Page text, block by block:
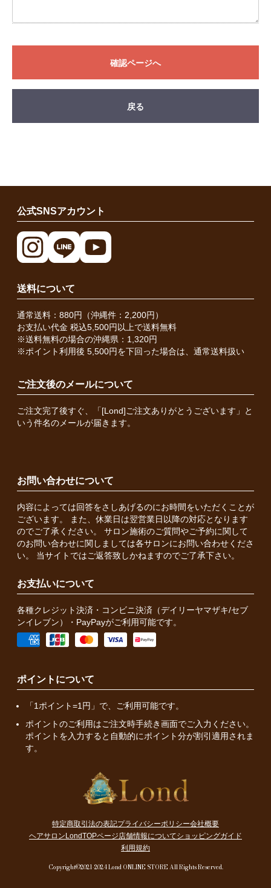
確認ページへ
戻る
公式SNSアカウント
送料について
通常送料：880円（沖縄件：2,200円）
お支払い代金 税込5,500円以上で送料無料
※送料無料の場合の沖縄県：1,320円
※ポイント利用後 5,500円を下回った場合は、通常送料扱い
ご注文後のメールについて
ご注文完了後すぐ、「[Lond]ご注文ありがとうございます」と
いう件名のメールが届きます。
お問い合わせについて
内容によっては回答をさしあげるのにお時間をいただくことが
ございます。 また、休業日は翌営業日以降の対応となります
のでご了承ください。 サロン施術のご質問やご予約に関して
のお問い合わせに関しましては各サロンにお問い合わせくださ
い。 当サイトではご返答致しかねますのでご了承下さい。
お支払いについて
各種クレジット決済・コンビニ決済（デイリーヤマザキ/セブ
ンイレブン）・PayPayがご利用可能です。
ポイントについて
「1ポイント=1円」で、ご利用可能です。
ポイントのご利用はご注文時手続き画面でご入力ください。
ポイントを入力すると自動的にポイント分が割引適用されま
す。
特定商取引法の表記プライバシーポリシー会社概要
ヘアサロンLondTOPページ店舗情報についてショッピングガイド
利用規約
Copyright©2021-2024 Lond ONLINE STORE All Rights Reserved.